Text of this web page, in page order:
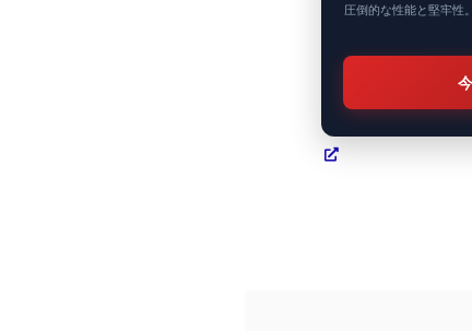
圧倒的な性能と堅牢性